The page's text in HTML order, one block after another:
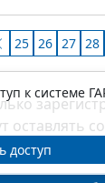
25 26 27 28
оставлять
форуме
к системе
доступ